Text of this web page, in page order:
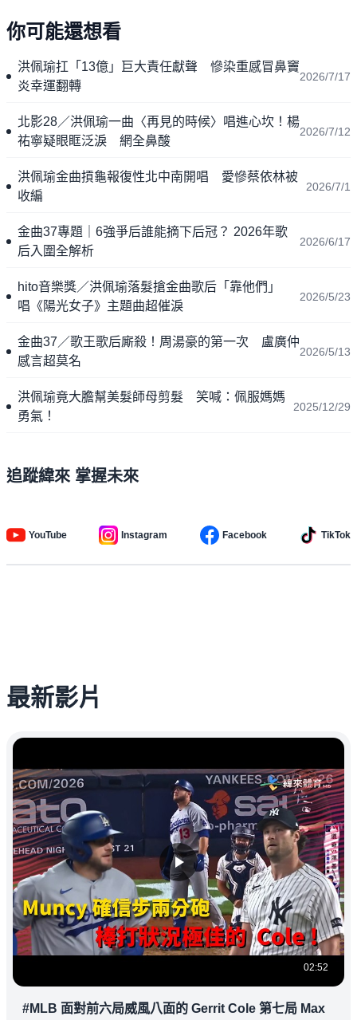
你可能還想看
洪佩瑜扛「13億」巨大責任獻聲 慘染重感冒鼻竇
炎幸運翻轉
2026/7/17
北影28／洪佩瑜一曲〈再見的時候〉唱進心坎！楊
祐寧疑眼眶泛淚 網全鼻酸
2026/7/12
洪佩瑜金曲摃龜報復性北中南開唱 愛慘蔡依林被
收編
2026/7/1
金曲37專題｜6強爭后誰能摘下后冠？ 2026年歌
后入圍全解析
2026/6/17
hito音樂獎／洪佩瑜落髮搶金曲歌后「靠他們」
唱《陽光女子》主題曲超催淚
2026/5/23
金曲37／歌王歌后廝殺！周湯豪的第一次 盧廣仲
感言超莫名
2026/5/13
洪佩瑜竟大膽幫美髮師母剪髮 笑喊：佩服媽媽
勇氣！
2025/12/29
追蹤緯來 掌握未來
YouTube Instagram Facebook TikTok
最新影片
02:52
#MLB 面對前六局威風八面的 Gerrit Cole 第七局 Max